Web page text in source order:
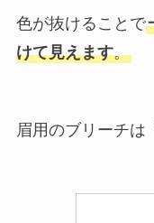
色が抜けることで
けて見えます。
眉用のブリーチは